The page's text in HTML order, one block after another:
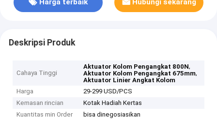
Harga terbaik Hubungi sekarang
Deskripsi Produk
Cahaya Tinggi
Aktuator Kolom Pengangkat 800N,
Aktuator Kolom Pengangkat 675mm,
Aktuator Linier Angkat Kolom
Harga
29-299 USD/PCS
Kemasan rincian
Kotak Hadiah Kertas
Kuantitas min Order
bisa dinegosiasikan